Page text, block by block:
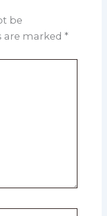
be
are marked *